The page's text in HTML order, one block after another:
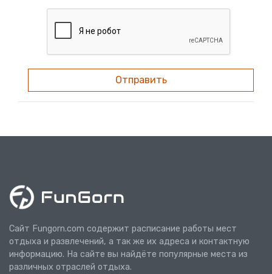
Отправить
Сайт Fungorn.com содержит расписание работы мест
отдыха и развлечений, а так же их адреса и контактную
информацию. На сайте вы найдёте популярные места из
различных отраслей отдыха.